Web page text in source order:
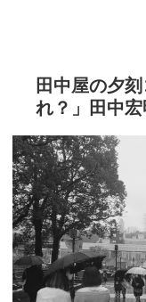
田中屋の夕
れ？」田中宏